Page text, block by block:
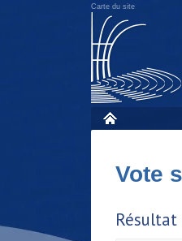
Carte du site
Vote
Résultat